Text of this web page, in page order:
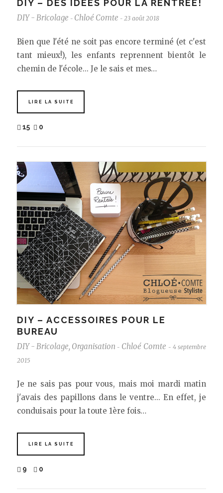
DIY – DES IDÉES POUR LA RENTRÉE!
DIY - Bricolage - Chloé Comte - 23 août 2018
Bien que l'été ne soit pas encore terminé (et c'est
tant mieux!), les enfants reprennent bientôt le
chemin de l'école... Je le sais et mes…
LIRE LA SUITE
15 0
DIY – ACCESSOIRES POUR LE
BUREAU
DIY - Bricolage, Organisation - Chloé Comte - 4 septembre
2015
Je ne sais pas pour vous, mais moi mardi matin
j'avais des papillons dans le ventre... En effet, je
conduisais pour la toute 1ère fois…
LIRE LA SUITE
9 0